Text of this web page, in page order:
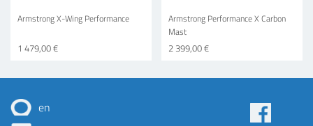
Armstrong X-Wing Performance
1 479,00 €
Armstrong Performance X Carbon
Mast
2 399,00 €
en